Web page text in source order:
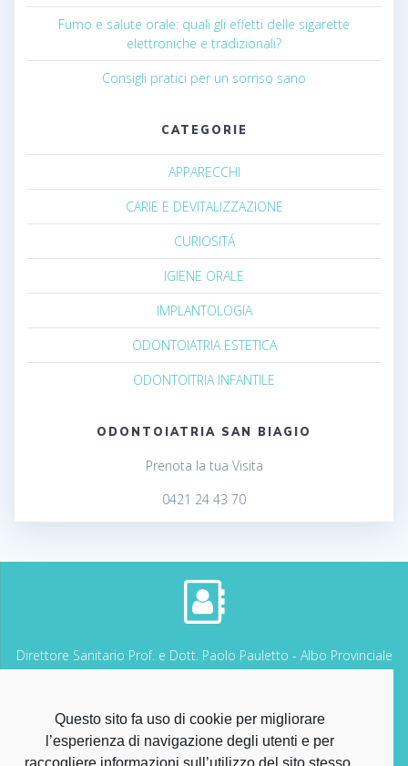
Questo sito fa uso di cookie per migliorare
l’esperienza di navigazione degli utenti e per
raccogliere informazioni sull’utilizzo del sito stesso.
Fumo e salute orale: quali gli effetti delle sigarette
elettroniche e tradizionali?
Consigli pratici per un sorriso sano
CATEGORIE
APPARECCHI
CARIE E DEVITALIZZAZIONE
CURIOSITÁ
IGIENE ORALE
IMPLANTOLOGIA
ODONTOIATRIA ESTETICA
ODONTOITRIA INFANTILE
ODONTOIATRIA SAN BIAGIO
Prenota la tua Visita
0421 24 43 70
Direttore Sanitario Prof. e Dott. Paolo Pauletto - Albo Provinciale
dei Medici Chirurghi di VENEZIA n. 7339